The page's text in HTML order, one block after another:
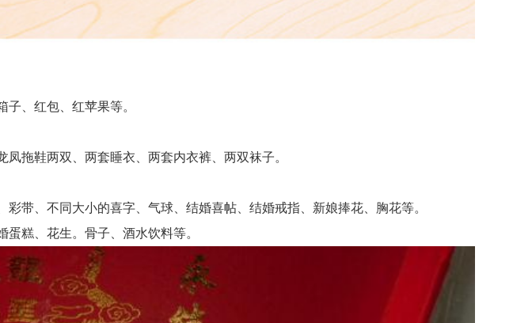
、红包、红苹果等。
拖鞋两双、两套睡衣、两套内衣裤、两双袜子。
、不同大小的喜字、气球、结婚喜帖、结婚戒指、新娘捧花、胸花等。
糕、花生。骨子、酒水饮料等。